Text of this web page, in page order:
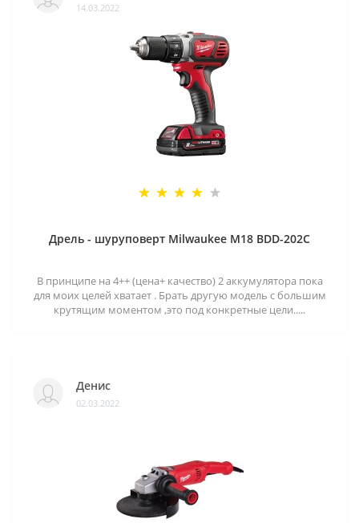
14.03.2022
Дрель - шуруповерт Milwaukee M18 BDD-202C
В принципе на 4++ (цена+ качество) 2 аккумулятора пока
для моих целей хватает . Брать другую модель с большим
крутящим моментом ,это под конкретные цели.....
Денис
02.03.2022